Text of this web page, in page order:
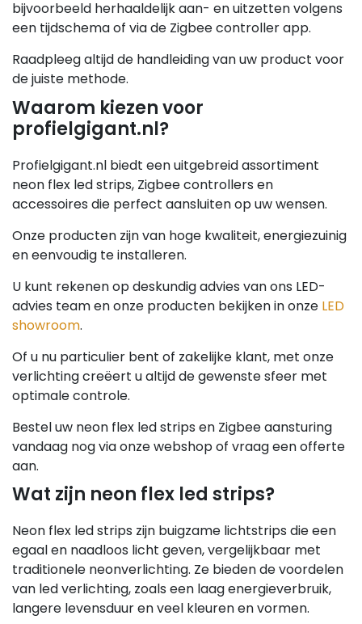
bijvoorbeeld herhaaldelijk aan- en uitzetten volgens
een tijdschema of via de Zigbee controller app.
Raadpleeg altijd de handleiding van uw product voor
de juiste methode.
Waarom kiezen voor
profielgigant.nl?
Profielgigant.nl biedt een uitgebreid assortiment
neon flex led strips, Zigbee controllers en
accessoires die perfect aansluiten op uw wensen.
Onze producten zijn van hoge kwaliteit, energiezuinig
en eenvoudig te installeren.
U kunt rekenen op deskundig advies van ons LED-
advies team en onze producten bekijken in onze LED
showroom.
Of u nu particulier bent of zakelijke klant, met onze
verlichting creëert u altijd de gewenste sfeer met
optimale controle.
Bestel uw neon flex led strips en Zigbee aansturing
vandaag nog via onze webshop of vraag een offerte
aan.
Wat zijn neon flex led strips?
Neon flex led strips zijn buigzame lichtstrips die een
egaal en naadloos licht geven, vergelijkbaar met
traditionele neonverlichting. Ze bieden de voordelen
van led verlichting, zoals een laag energieverbruik,
langere levensduur en veel kleuren en vormen.